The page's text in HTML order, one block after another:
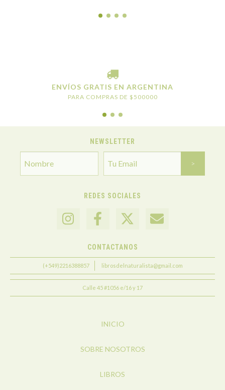
ENVÍOS GRATIS EN ARGENTINA
PARA COMPRAS DE $500000
NEWSLETTER
REDES SOCIALES
CONTACTANOS
(+549)2216388857 librosdelnaturalista@gmail.com
Calle 45 #1056 e/16 y 17
INICIO
SOBRE NOSOTROS
LIBROS